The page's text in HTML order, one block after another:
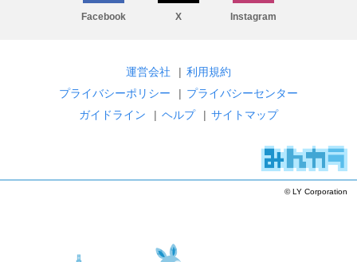
Facebook X Instagram
運営会社 | 利用規約
プライバシーポリシー
| プライバシーセンター
ガイドライン
| ヘルプ | サイトマップ
© LY Corporation